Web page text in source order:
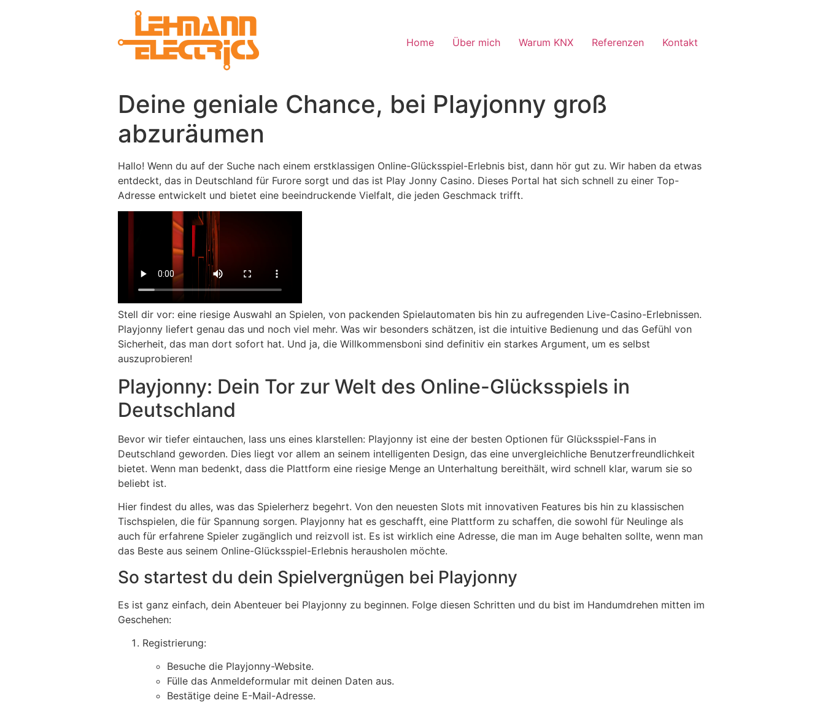
Home Über mich Warum KNX Referenzen Kontakt
Deine geniale Chance, bei Playjonny groß
abzuräumen
Hallo! Wenn du auf der Suche nach einem erstklassigen Online-Glücksspiel-Erlebnis bist, dann hör gut zu. Wir haben da etwas
entdeckt, das in Deutschland für Furore sorgt und das ist Play Jonny Casino. Dieses Portal hat sich schnell zu einer Top-
Adresse entwickelt und bietet eine beeindruckende Vielfalt, die jeden Geschmack trifft.
Stell dir vor: eine riesige Auswahl an Spielen, von packenden Spielautomaten bis hin zu aufregenden Live-Casino-Erlebnissen.
Playjonny liefert genau das und noch viel mehr. Was wir besonders schätzen, ist die intuitive Bedienung und das Gefühl von
Sicherheit, das man dort sofort hat. Und ja, die Willkommensboni sind definitiv ein starkes Argument, um es selbst
auszuprobieren!
Playjonny: Dein Tor zur Welt des Online-Glücksspiels in
Deutschland
Bevor wir tiefer eintauchen, lass uns eines klarstellen: Playjonny ist eine der besten Optionen für Glücksspiel-Fans in
Deutschland geworden. Dies liegt vor allem an seinem intelligenten Design, das eine unvergleichliche Benutzerfreundlichkeit
bietet. Wenn man bedenkt, dass die Plattform eine riesige Menge an Unterhaltung bereithält, wird schnell klar, warum sie so
beliebt ist.
Hier findest du alles, was das Spielerherz begehrt. Von den neuesten Slots mit innovativen Features bis hin zu klassischen
Tischspielen, die für Spannung sorgen. Playjonny hat es geschafft, eine Plattform zu schaffen, die sowohl für Neulinge als
auch für erfahrene Spieler zugänglich und reizvoll ist. Es ist wirklich eine Adresse, die man im Auge behalten sollte, wenn man
das Beste aus seinem Online-Glücksspiel-Erlebnis herausholen möchte.
So startest du dein Spielvergnügen bei Playjonny
Es ist ganz einfach, dein Abenteuer bei Playjonny zu beginnen. Folge diesen Schritten und du bist im Handumdrehen mitten im
Geschehen:
Registrierung:
Besuche die Playjonny-Website.
Fülle das Anmeldeformular mit deinen Daten aus.
Bestätige deine E-Mail-Adresse.